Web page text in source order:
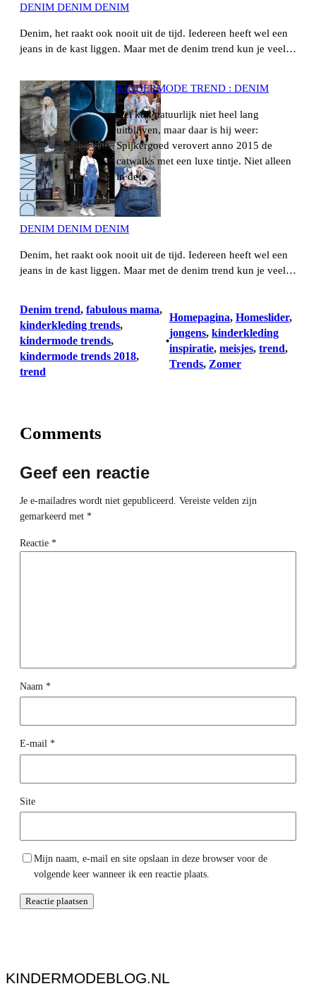
DENIM DENIM DENIM
Denim, het raakt ook nooit uit de tijd. Iedereen heeft wel een
jeans in de kast liggen. Maar met de denim trend kun je veel…
KINDERMODE TREND : DENIM
Het kon natuurlijk niet heel lang
uitblijven, maar daar is hij weer:
Spijkergoed verovert anno 2015 de
catwalks met een luxe tintje. Niet alleen
in de…
DENIM DENIM DENIM
Denim, het raakt ook nooit uit de tijd. Iedereen heeft wel een
jeans in de kast liggen. Maar met de denim trend kun je veel…
Denim trend, fabulous mama
kinderkleding trends
kindermode trends
kindermode trends 2018
trend
•
Homepagina, Homeslider
jongens, kinderkleding
inspiratie, meisjes, trend
Trends, Zomer
Comments
Geef een reactie
Je e-mailadres wordt niet gepubliceerd. Vereiste velden zijn
gemarkeerd met *
Reactie *
Naam *
E-mail *
Site
Mijn naam, e-mail en site opslaan in deze browser voor de
volgende keer wanneer ik een reactie plaats.
KINDERMODEBLOG.NL